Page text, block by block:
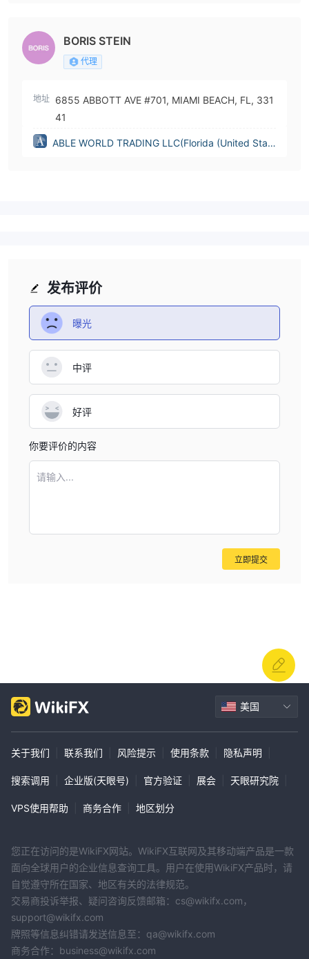
BORIS STEIN
代理
地址 6855 ABBOTT AVE #701, MIAMI BEACH, FL, 331
41
ABLE WORLD TRADING LLC(Florida (United Stat
发布评价
曝光
中评
好评
你要评价的内容
请输入...
立即提交
美国
关于我们 联系我们 风险提示 使用条款 隐私声明
搜索调用 企业版(天眼号) 官方验证 展会 天眼研究院
VPS使用帮助 商务合作 地区划分
您正在访问的是WikiFX网站。WikiFX互联网及其移动端产品是一款
面向全球用户的企业信息查询工具。用户在使用WikiFX产品时，请
自觉遵守所在国家、地区有关的法律规范。
交易商投诉举报、疑问咨询反馈邮箱：cs@wikifx.com，
support@wikifx.com
牌照等信息纠错请发送信息至：qa@wikifx.com
商务合作：business@wikifx.com